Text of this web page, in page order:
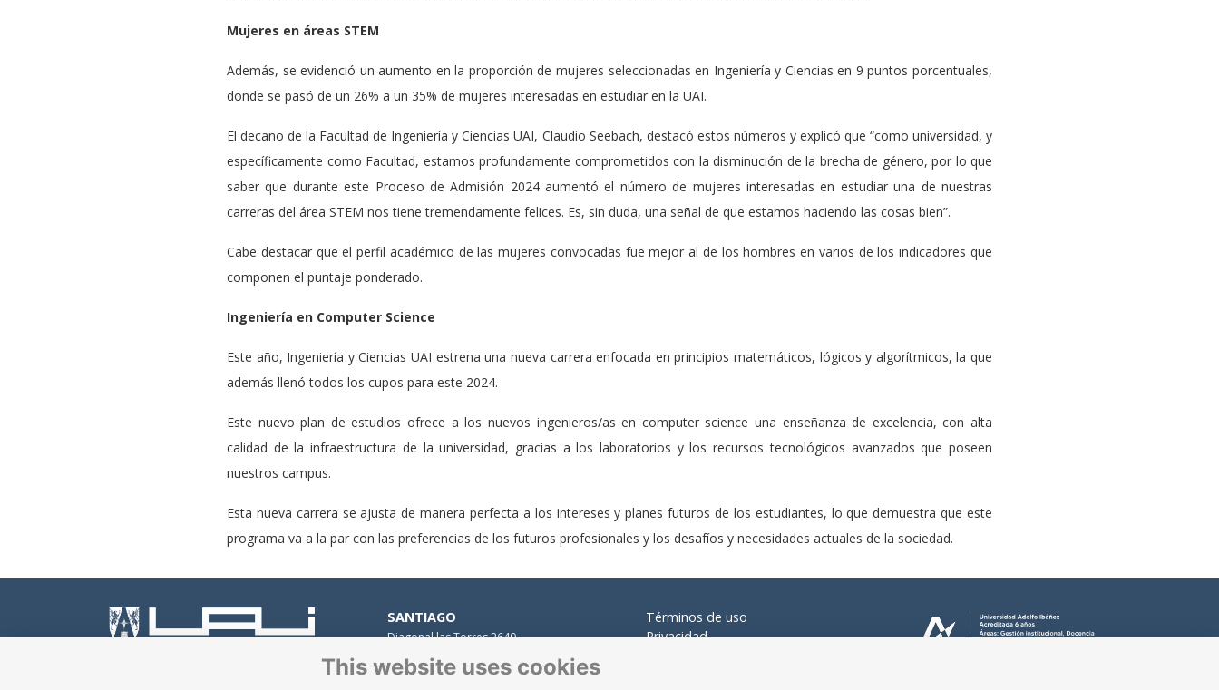
Mujeres en áreas STEM
Además, se evidenció un aumento en la proporción de mujeres seleccionadas en Ingeniería y Ciencias en 9 puntos porcentuales,
donde se pasó de un 26% a un 35% de mujeres interesadas en estudiar en la UAI.
El decano de la Facultad de Ingeniería y Ciencias UAI, Claudio Seebach, destacó estos números y explicó que “como universidad, y
específicamente como Facultad, estamos profundamente comprometidos con la disminución de la brecha de género, por lo que
saber que durante este Proceso de Admisión 2024 aumentó el número de mujeres interesadas en estudiar una de nuestras
carreras del área STEM nos tiene tremendamente felices. Es, sin duda, una señal de que estamos haciendo las cosas bien”.
Cabe destacar que el perfil académico de las mujeres convocadas fue mejor al de los hombres en varios de los indicadores que
componen el puntaje ponderado.
Ingeniería en Computer Science
Este año, Ingeniería y Ciencias UAI estrena una nueva carrera enfocada en principios matemáticos, lógicos y algorítmicos, la que
además llenó todos los cupos para este 2024.
Este nuevo plan de estudios ofrece a los nuevos ingenieros/as en computer science una enseñanza de excelencia, con alta
calidad de la infraestructura de la universidad, gracias a los laboratorios y los recursos tecnológicos avanzados que poseen
nuestros campus.
Esta nueva carrera se ajusta de manera perfecta a los intereses y planes futuros de los estudiantes, lo que demuestra que este
programa va a la par con las preferencias de los futuros profesionales y los desafíos y necesidades actuales de la sociedad.
SANTIAGO
Diagonal las Torres 2640,
Peñalolén.
Av. Presidente Errázuriz 3485, Las
Términos de uso
Privacidad
This website uses cookies